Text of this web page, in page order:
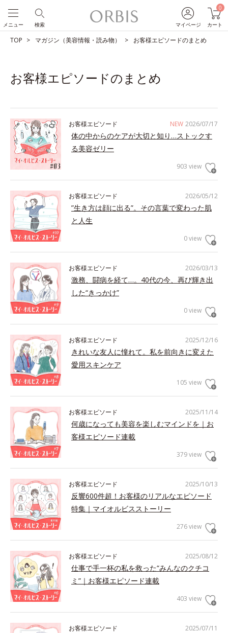
マイページ
0
カート
検索
メニュー
TOP マガジン（美容情報・読み物） お客様エピソードのまとめ
お客様エピソードのまとめ
NEW 2026/07/17
お客様エピソード
体の中からのケアが大切と知り…ストックす
る美容ゼリー
903 view
2026/05/12
お客様エピソード
”生き方は顔に出る”。その言葉で変わった肌
と人生
0 view
2026/03/13
お客様エピソード
激務、闘病を経て…。40代の今、再び輝き出
した“きっかけ”
0 view
2025/12/16
お客様エピソード
きれいな友人に憧れて。私を前向きに変えた
愛用スキンケア
105 view
2025/11/14
お客様エピソード
何歳になっても美容を楽しむマインドを｜お
客様エピソード連載
379 view
2025/10/13
お客様エピソード
反響600件超！お客様のリアルなエピソード
特集｜マイオルビスストーリー
276 view
2025/08/12
お客様エピソード
仕事で手一杯の私を救った“みんなのクチコ
ミ”｜お客様エピソード連載
403 view
2025/07/11
お客様エピソード